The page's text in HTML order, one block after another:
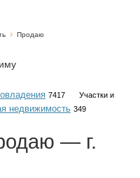
Продаю
7417
Участки и
недвижимость 349
— г.